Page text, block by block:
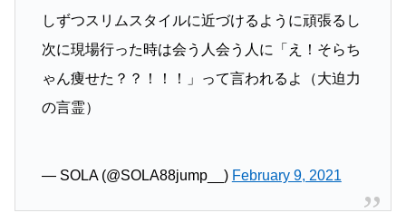
しずつスリムスタイルに近づけるように頑張るし
次に現場行った時は会う人会う人に「え！そらち
ゃん痩せた？？！！！」って言われるよ（大迫力
の言霊）
— SOLA (@SOLA88jump__) February 9, 2021